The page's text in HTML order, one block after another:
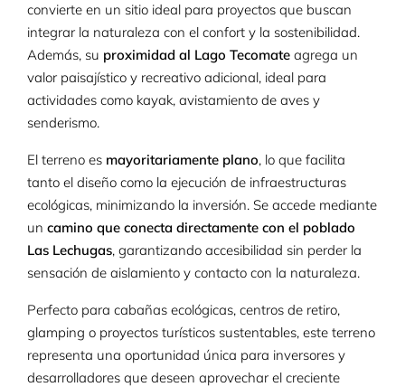
convierte en un sitio ideal para proyectos que buscan
integrar la naturaleza con el confort y la sostenibilidad.
Además, su proximidad al Lago Tecomate agrega un
valor paisajístico y recreativo adicional, ideal para
actividades como kayak, avistamiento de aves y
senderismo.
El terreno es mayoritariamente plano, lo que facilita
tanto el diseño como la ejecución de infraestructuras
ecológicas, minimizando la inversión. Se accede mediante
un camino que conecta directamente con el poblado
Las Lechugas, garantizando accesibilidad sin perder la
sensación de aislamiento y contacto con la naturaleza.
Perfecto para cabañas ecológicas, centros de retiro,
glamping o proyectos turísticos sustentables, este terreno
representa una oportunidad única para inversores y
desarrolladores que deseen aprovechar el creciente